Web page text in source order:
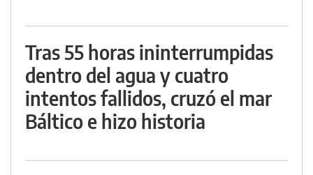
Tras 55 horas ininterrumpidas
dentro del agua y cuatro
intentos fallidos, cruzó el mar
Báltico e hizo historia